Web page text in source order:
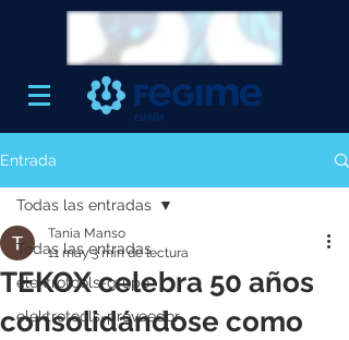
Entrada
Todas las entradas
elektrotools-grupo
elektrotools-proveedor
Todas las entradas
TEKOX celebra 50 años
consolidándose como
Tania Manso
11 may3 min de lectura